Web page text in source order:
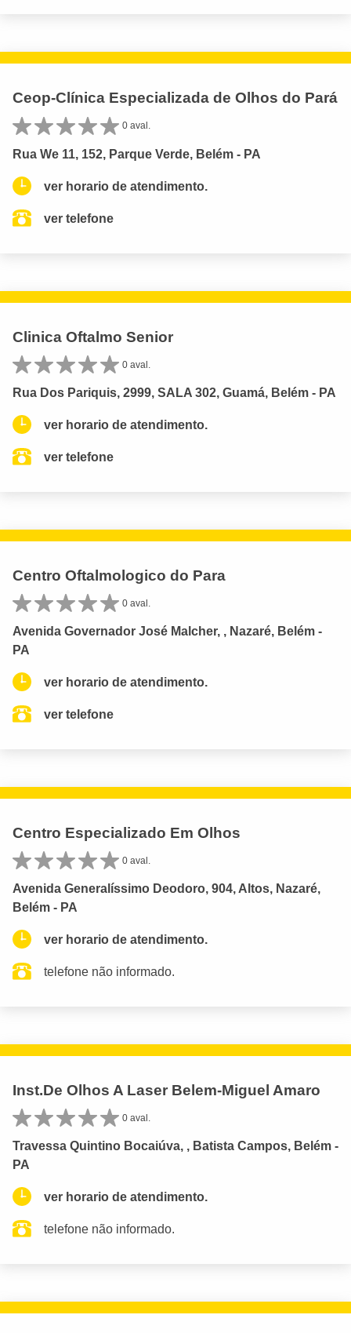
Ceop-Clínica Especializada de Olhos do Pará
0 aval.
Rua We 11, 152, Parque Verde, Belém - PA
ver horario de atendimento.
ver telefone
Clinica Oftalmo Senior
0 aval.
Rua Dos Pariquis, 2999, SALA 302, Guamá, Belém - PA
ver horario de atendimento.
ver telefone
Centro Oftalmologico do Para
0 aval.
Avenida Governador José Malcher, , Nazaré, Belém -
PA
ver horario de atendimento.
ver telefone
Centro Especializado Em Olhos
0 aval.
Avenida Generalíssimo Deodoro, 904, Altos, Nazaré,
Belém - PA
ver horario de atendimento.
telefone não informado.
Inst.De Olhos A Laser Belem-Miguel Amaro
0 aval.
Travessa Quintino Bocaiúva, , Batista Campos, Belém -
PA
ver horario de atendimento.
telefone não informado.